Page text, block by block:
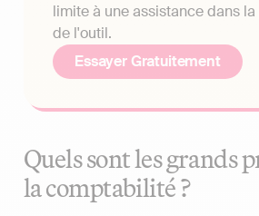
limite à une assistance dans
de l'outil.
Essayer Gratuitement
Quels sont les grands
la comptabilité ?